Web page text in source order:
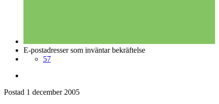
E-postadresser som inväntar bekräftelse
57
Postad 1 december 2005